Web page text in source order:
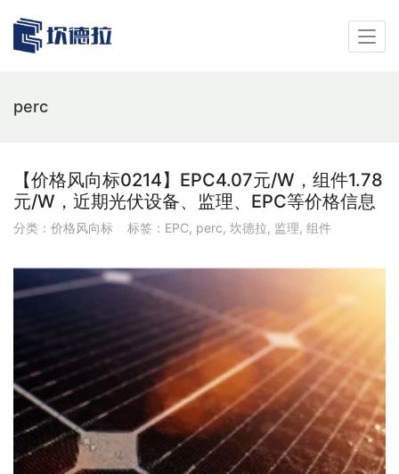
perc
【价格风向标0214】EPC4.07元/W，组件1.78
元/W，近期光伏设备、监理、EPC等价格信息
分类： 价格风向标 标签： EPC, perc, 坎德拉, 监理, 组件